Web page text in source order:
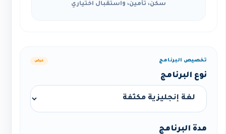
سكن، تأمين، واستقبال اختياري
تخصيص البرنامج عرض
نوع البرنامج
مدة البرنامج